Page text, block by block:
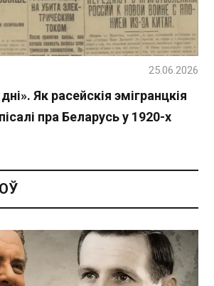
Як расейскія эмігранцкія
пра Беларусь у 1920-х
25.06.2026